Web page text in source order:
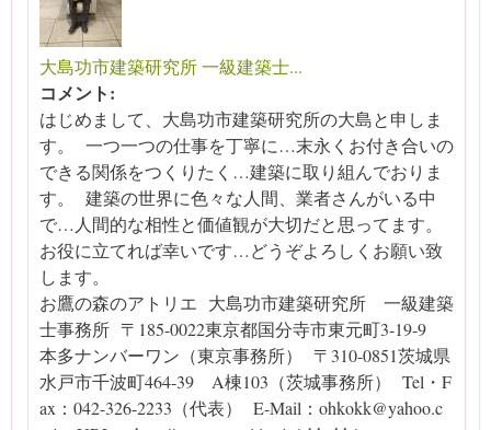
大島功市建築研究所 一級建築士...
コメント:
はじめまして、大島功市建築研究所の大島と申しま
す。 一つ一つの仕事を丁寧に…末永くお付き合いの
できる関係をつくりたく…建築に取り組んでおりま
す。 建築の世界に色々な人間、業者さんがいる中
で…人間的な相性と価値観が大切だと思ってます。
お役に立てれば幸いです…どうぞよろしくお願い致
します。
お鷹の森のアトリエ 大島功市建築研究所 一級建築
士事務所 〒185-0022東京都国分寺市東元町3-19-9
本多ナンバーワン（東京事務所） 〒310-0851茨城県
水戸市千波町464-39 A棟103（茨城事務所） Tel・F
ax：042-326-2233（代表） E-Mail：ohkokk@yahoo.c